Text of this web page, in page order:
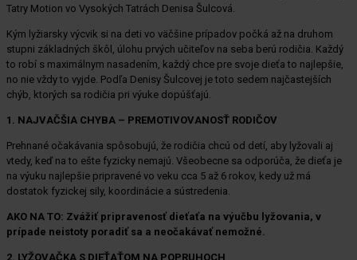
Tatry Motion vo Vysokých Tatrách Denisa Šulcová.
Kým lyžiarsky výcvik si na deti vo väčšine prípadov počká až na druhom
stupni základných škôl, úlohu prvých učiteľov na seba berú rodičia. Každý
to robí s maximálnym nasadením, každý chce pre svoje dieťa to najlepšie,
no nie vždy to vyjde. Podľa Denisy Šulcovej je toto sedem najčastejších
chýb, ktorých sa rodičia pri výuke dopúšťajú.
1. NAJVAČŠIA CHYBA – PREMOTIVOVANOSŤ RODIČOV
Prehnané očakávania spôsobujú, že rodičia chcú od detí, aby lyžovali aj
vtedy, keď na to ešte fyzicky nemajú. Všeobecne sa odporúča, že dieťa je
na výuku najlepšie pripravené vo veku cca 5 až 6 rokov, kedy už má
dostatok fyzickej sily, koordinácie a sústredenia.
AKO NA TO: Zvážiť pripravenosť dieťaťa na výučbu lyžovania, v
prípade neistoty poradiť sa a neočakávať nemožné.
2. LYŽOVAČKA S DIEŤAŤOM NA POPRUHOCH